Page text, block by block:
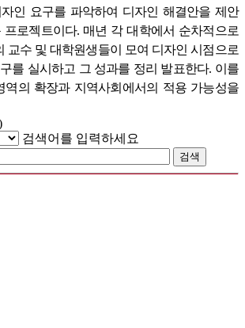
인 요구를 파악하여 디자인 해결안을 제안
로젝트이다. 매년 각 대학에서 순차적으로
교수 및 대학원생들이 모여 디자인 시점으로
를 실시하고 그 성과를 정리 발표한다. 이를
역의 확장과 지역사회에서의 적용 가능성을
검색어를 입력하세요
검색